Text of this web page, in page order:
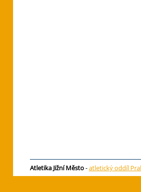
Atletika Jižní Město-atletický oddíl